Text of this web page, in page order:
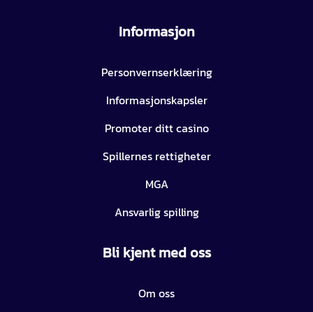
Informasjon
Personvernserklæring
Informasjonskapsler
Promoter ditt casino
Spillernes rettigheter
MGA
Ansvarlig spilling
Bli kjent med oss
Om oss